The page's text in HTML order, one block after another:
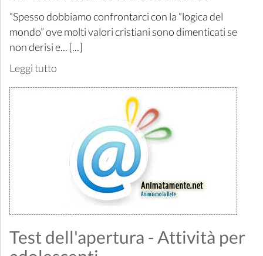
“Spesso dobbiamo confrontarci con la “logica del
mondo” ove molti valori cristiani sono dimenticati se
non derisi e... [...]
Leggi tutto
Test dell'apertura - Attività per